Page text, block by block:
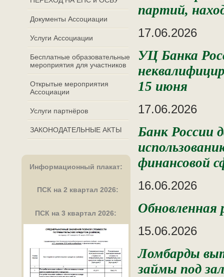
Документы Ассоциации
Услуги Ассоциации
Бесплатные образовательные
мероприятия для участников
Открытые мероприятия
Ассоциации
Услуги партнёров
ЗАКОНОДАТЕЛЬНЫЕ АКТЫ
Информационный плакат:
ПСК на 2 квартал 2026:
ПСК на 3 квартал 2026:
партий,
17.06.2026
УЦ Банка
15 июня
17.06.2026
Банк России
финансовой
16.06.2026
15.06.2026
Ломбарды
займы под